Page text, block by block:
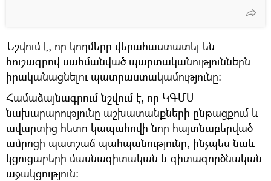
Նշվում է, որ կողմերը վերահաստատել են
հուշագրով սահմանված պարտականություններն
իրականացնելու պատրաստակամությունը:
Համաձայնագրում նշվում է, որ ԿԳՄՍ
նախարարությունը աշխատանքների ընթացքում և
ավարտից հետո կապահովի նոր հայտնաբերված
ամրոցի պատշաճ պահպանությունը, ինչպես նաև
կցուցաբերի մասնագիտական և գիտագործնական
աջակցություն։